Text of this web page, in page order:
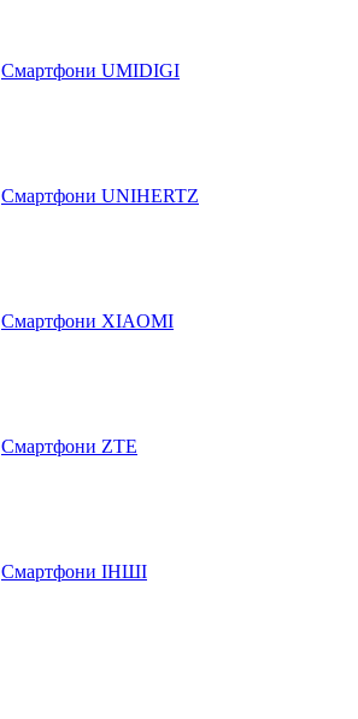
Смартфони UMIDIGI
Смартфони UNIHERTZ
Смартфони XIAOMI
Смартфони ZTE
Смартфони ІНШІ